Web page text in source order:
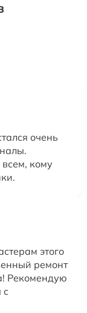
очень
кому
этого
ремонт
Рекомендую
с